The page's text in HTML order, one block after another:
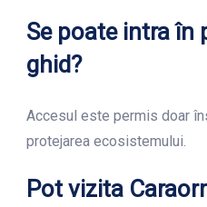
Se poate intra în
ghid?
Accesul este permis doar
protejarea ecosistemului.
Pot vizita